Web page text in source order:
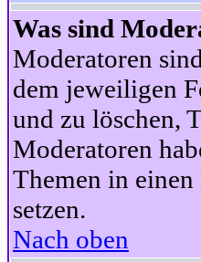
Was sind
Moderatoren
dem jeweiligen
und zu löschen,
Moderatoren
Themen in
setzen.
Nach oben